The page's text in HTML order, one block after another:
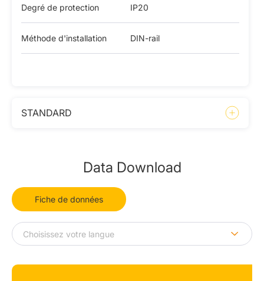
Degré de protection IP20
Méthode d'installation DIN-rail
STANDARD
Data Download
Fiche de données